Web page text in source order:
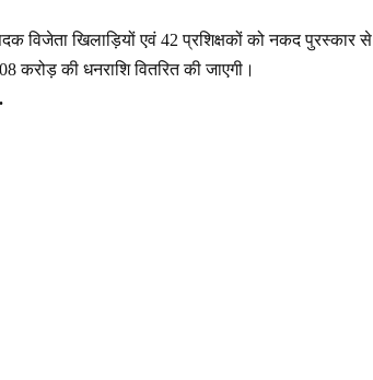
विजेता खिलाड़ियों एवं 42 प्रशिक्षकों को नकद पुरस्कार से
करोड़ की धनराशि वितरित की जाएगी।